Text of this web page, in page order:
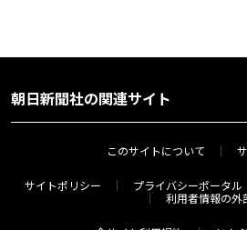
朝日新聞社の関連サイト
このサイトについて
サイトポリシー プライバシーポータル
利用者情報の外